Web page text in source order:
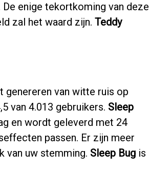
enige tekortkoming van deze
zal het waard zijn. Teddy
van witte ruis op
van 4.013 gebruikers. Sleep
en wordt geleverd met 24
passen. Er zijn meer
van uw stemming. Sleep Bugis